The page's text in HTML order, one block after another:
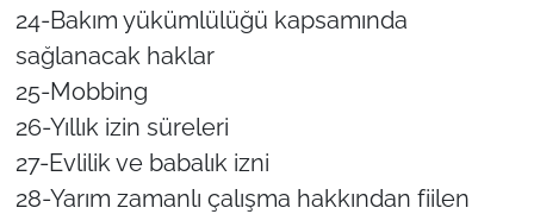
24-Bakım yükümlülüğü kapsamında
sağlanacak haklar
25-Mobbing
26-Yıllık izin süreleri
27-Evlilik ve babalık izni
28-Yarım zamanlı çalışma hakkından fiilen